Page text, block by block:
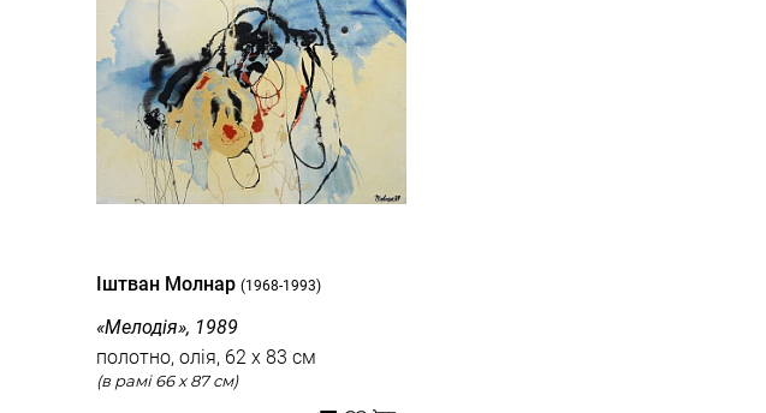
Іштван Молнар (1968-1993)
«Мелодія», 1989
полотно, олія, 62 x 83 см
(в рамі 66 x 87 см)